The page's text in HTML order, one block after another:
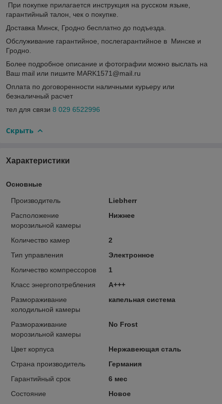
При покупке прилагается инструкция на русском языке,
гарантийный талон, чек о покупке.
Доставка Минск, Гродно бесплатно до подъезда.
Обслуживание гарантийное, послегарантийное в Минске и
Гродно.
Более подробное описание и фотографии можно выслать на
Ваш mail или пишите MARK1571@mail.ru
Оплата по договоренности наличными курьеру или
безналичный расчет
тел для связи 8 029 6522996
Скрыть
Характеристики
Основные
Производитель
Liebherr
Расположение
морозильной камеры
Нижнее
Количество камер
2
Тип управления
Электронное
Количество компрессоров
1
Класс энергопотребления
A+++
Размораживание
холодильной камеры
капельная система
Размораживание
морозильной камеры
No Frost
Цвет корпуса
Нержавеющая сталь
Страна производитель
Германия
Гарантийный срок
6 мес
Состояние
Новое